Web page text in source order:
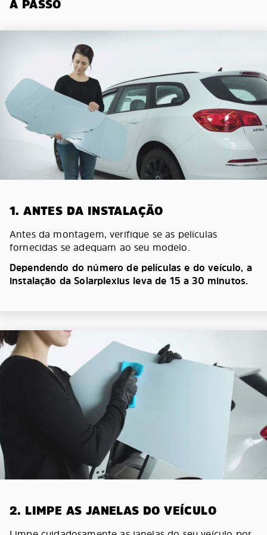
A PASSO
1. ANTES DA INSTALAÇÃO
Antes da montagem, verifique se as películas
fornecidas se adequam ao seu modelo.
Dependendo do número de películas e do veículo, a
instalação da Solarplexius leva de 15 a 30 minutos.
2. LIMPE AS JANELAS DO VEÍCULO